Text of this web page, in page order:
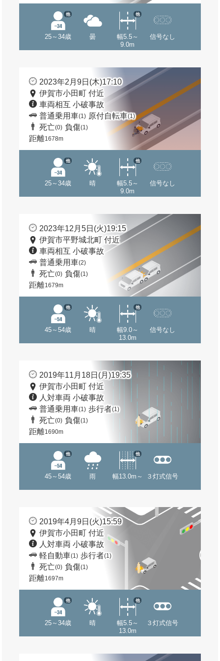
25～34歳
他
曇
幅5.5～
9.0m
他
信号なし
2023年2月9日(木)17:10
伊賀市小田町 付近
車両相互 小破事故
普通乗用車(1) 原付自転車(1)
死亡(0) 負傷(1)
距離1678m
25～34歳
他
晴
幅5.5～
9.0m
他
信号なし
2023年12月5日(火)19:15
伊賀市平野城北町 付近
車両相互 小破事故
普通乗用車(2)
死亡(0) 負傷(1)
距離1679m
45～54歳
他
晴
幅9.0～
13.0m
他
信号なし
2019年11月18日(月)19:35
伊賀市小田町 付近
人対車両 小破事故
普通乗用車(1) 歩行者(1)
死亡(0) 負傷(1)
距離1690m
45～54歳
他
雨 幅13.0m～
他
３灯式信号
2019年4月9日(火)15:59
伊賀市小田町 付近
人対車両 小破事故
軽自動車(1) 歩行者(1)
死亡(0) 負傷(1)
距離1697m
25～34歳
他
晴
幅5.5～
13.0m
他
３灯式信号